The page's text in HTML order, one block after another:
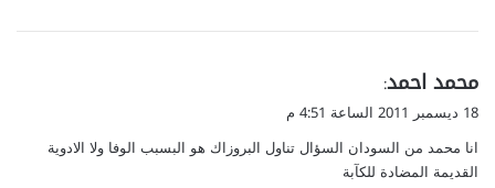
ي
ق
ل
محمد احمد:
18 ديسمبر 2011 الساعة 4:51 م
انا محمد من السودان السؤال تناول البروزاك هو البسبب الوفا ولا الادوية
القديمة المضادة للكآبة